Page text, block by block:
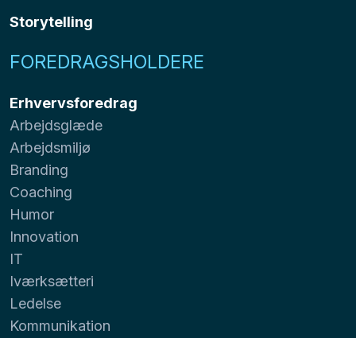
Storytelling
FOREDRAGSHOLDERE
Erhvervsforedrag
Arbejdsglæde
Arbejdsmiljø
Branding
Coaching
Humor
Innovation
IT
Iværksætteri
Ledelse
Kommunikation